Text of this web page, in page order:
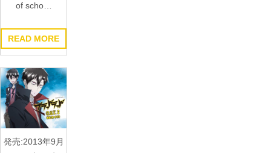
of scho…
READ MORE
発売:2013年9月